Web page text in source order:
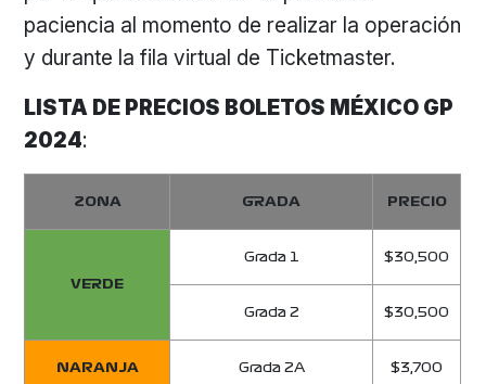
paciencia al momento de realizar la operación
y durante la fila virtual de Ticketmaster.
LISTA DE PRECIOS BOLETOS MÉXICO GP
2024:
ZONA GRADA PRECIO
VERDE
Grada 1 $30,500
Grada 2 $30,500
NARANJA Grada 2A $3,700